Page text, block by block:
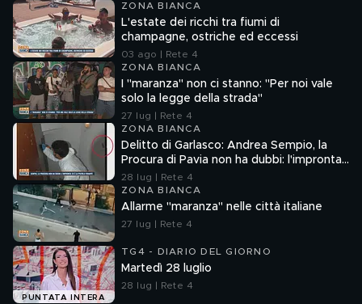
ZONA BIANCA
L'estate dei ricchi tra fiumi di
champagne, ostriche ed eccessi
03 ago | Rete 4
ZONA BIANCA
I "maranza" non ci stanno: "Per noi vale
solo la legge della strada"
27 lug | Rete 4
ZONA BIANCA
Delitto di Garlasco: Andrea Sempio, la
Procura di Pavia non ha dubbi: l'impronta
33 è la pistola fumante
28 lug | Rete 4
ZONA BIANCA
Allarme "maranza" nelle città italiane
27 lug | Rete 4
PUNTATA INTERA
TG4 - DIARIO DEL GIORNO
Martedì 28 luglio
28 lug | Rete 4